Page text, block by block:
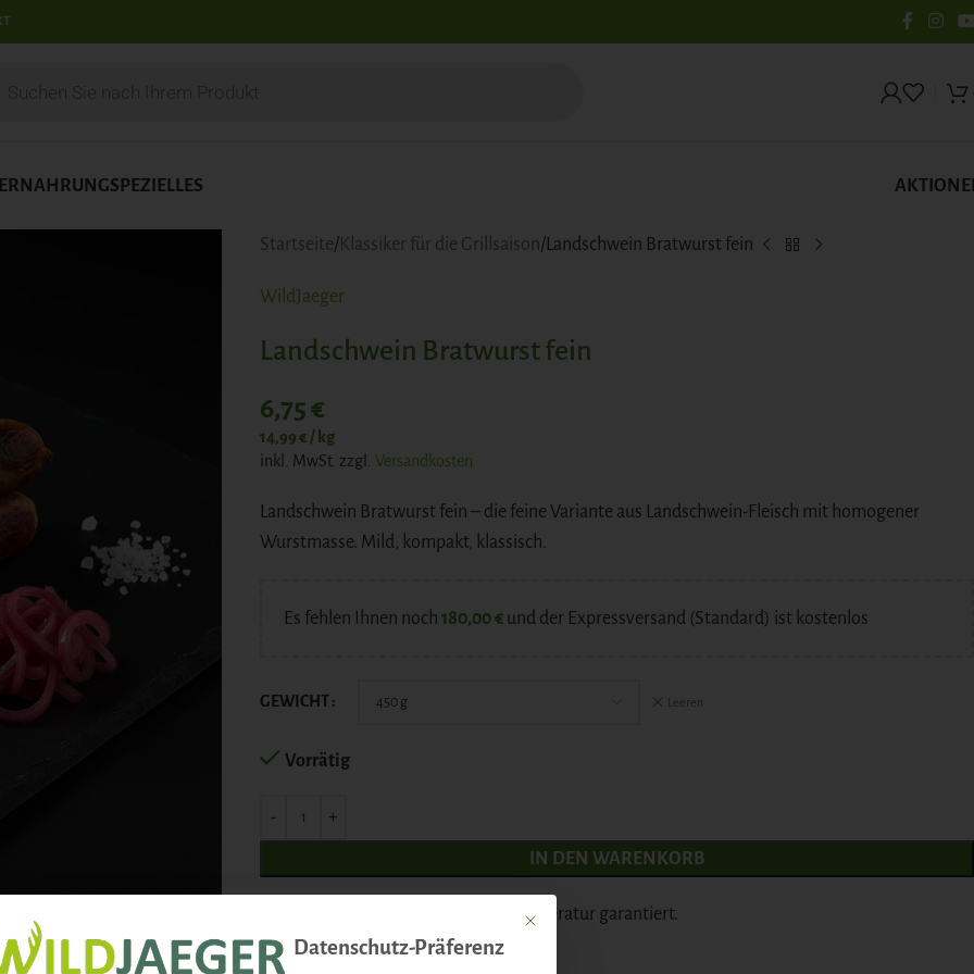
SPEZIELLES
Startseite Klassiker für die Grillsaison Landschwein Bratwurst fein
WildJaeger
Landschwein Bratwurst fein
6,75€
14,99€ / kg
inkl. MwSt. zzgl. Versandkosten
Landschwein Bratwurst fein – die feine Variante aus Landschwein-Fleisch mit homogener
Wurstmasse. Mild, kompakt, klassisch.
Es fehlen Ihnen noch 180,00€ und der Expressversand (Standard) ist kostenlos
GEWICHT Leeren
Vorrätig
IN DEN WARENKORB
Bei Anlieferung wird Kühlschranktemperatur garantiert.Mit diesem Button wird der Dialog geschlossen. Seine Funktionalität ist identisch mit
Datenschutz-Präferenz